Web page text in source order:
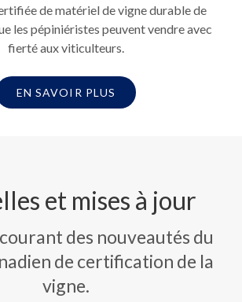
de matériel de vigne durable de
les pépiniéristes peuvent vendre avec
fierté aux viticulteurs.
EN SAVOIR PLUS
et mises à jour
des nouveautés du
de certification de la
vigne.